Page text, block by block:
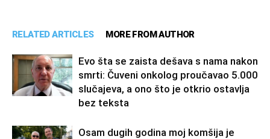
RELATED ARTICLES MORE FROM AUTHOR
Evo šta se zaista dešava s nama nakon
smrti: Čuveni onkolog proučavao 5.000
slučajeva, a ono što je otkrio ostavlja
bez teksta
Osam dugih godina moj komšija je